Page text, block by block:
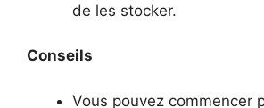
de les stocker.
Conseils
Vous pouvez commencer